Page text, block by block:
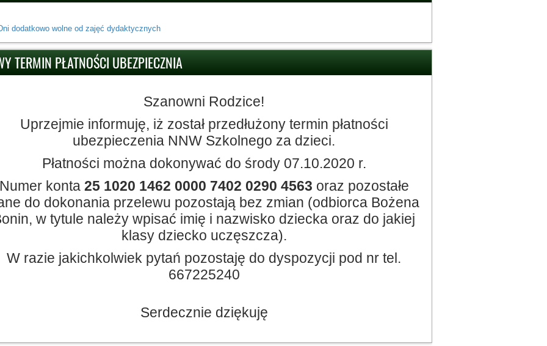
dodatkowo wolne od zajęć dydaktycznych
TERMIN PŁATNOŚCI UBEZPIECZNIA
Szanowni Rodzice!
Uprzejmie informuję, iż został przedłużony termin płatności
ubezpieczenia NNW Szkolnego za dzieci.
Płatności można dokonywać do środy 07.10.2020 r.
konta 25 1020 1462 0000 7402 0290 4563 oraz pozostałe
do dokonania przelewu pozostają bez zmian (odbiorca Bożena
w tytule należy wpisać imię i nazwisko dziecka oraz do jakiej
klasy dziecko uczęszcza).
W razie jakichkolwiek pytań pozostaję do dyspozycji pod nr tel.
667225240
Serdecznie dziękuję